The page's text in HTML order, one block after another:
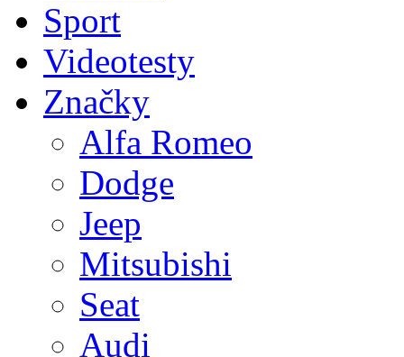
Sport
Videotesty
Značky
Alfa Romeo
Dodge
Jeep
Mitsubishi
Seat
Audi